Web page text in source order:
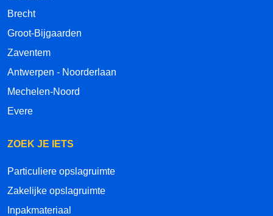
Brecht
Groot-Bijgaarden
Zaventem
Antwerpen - Noorderlaan
Mechelen-Noord
Evere
ZOEK JE IETS
Particuliere opslagruimte
Zakelijke opslagruimte
Inpakmateriaal